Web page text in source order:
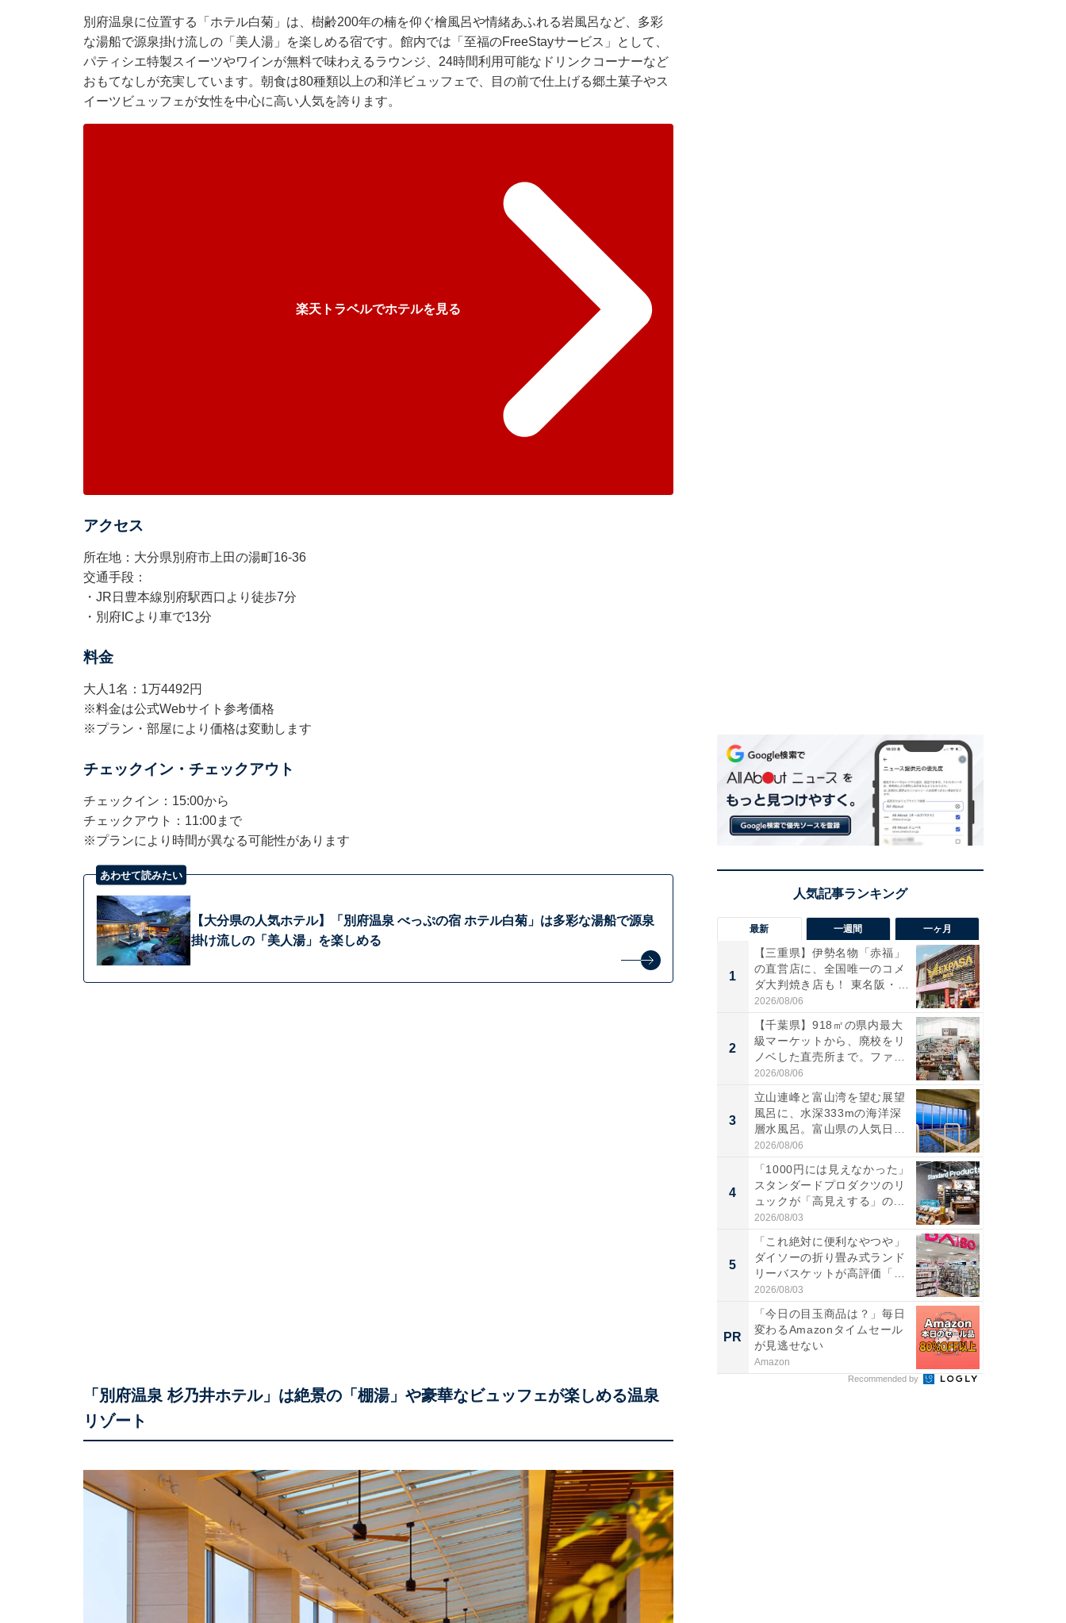
別府温泉に位置する「ホテル白菊」は、樹齢200年の楠を仰ぐ檜風呂や情緒あふれる岩風呂など、多彩
な湯船で源泉掛け流しの「美人湯」を楽しめる宿です。館内では「至福のFreeStayサービス」として、
パティシエ特製スイーツやワインが無料で味わえるラウンジ、24時間利用可能なドリンクコーナーなど
おもてなしが充実しています。朝食は80種類以上の和洋ビュッフェで、目の前で仕上げる郷土菓子やス
イーツビュッフェが女性を中心に高い人気を誇ります。
楽天トラベルでホテルを見る
アクセス
所在地：大分県別府市上田の湯町16-36
交通手段：
・JR日豊本線別府駅西口より徒歩7分
・別府ICより車で13分
料金
大人1名：1万4492円
※料金は公式Webサイト参考価格 ​​​​​​
※プラン・部屋により価格は変動します
チェックイン・チェックアウト
チェックイン：15:00から
チェックアウト：11:00まで
※プランにより時間が異なる可能性があります
あわせて読みたい
【大分県の人気ホテル】「別府温泉 べっぷの宿 ホテル白菊」は多彩な湯船で源泉
掛け流しの「美人湯」を楽しめる
「別府温泉 杉乃井ホテル」は絶景の「棚湯」や豪華なビュッフェが楽しめる温泉
リゾート
最新 一週間 一ヶ月
1
【三重県】伊勢名物「赤福」
の直営店に、全国唯一のコメ
ダ大判焼き店も！ 東名阪・
伊...
2026/08/06
2
【千葉県】918㎡の県内最大
級マーケットから、廃校をリ
ノベした直売所まで。ファ
ー...
2026/08/06
3
立山連峰と富山湾を望む展望
風呂に、水深333mの海洋深
層水風呂。富山県の人気日
帰...
2026/08/06
4
「1000円には見えなかった」
スタンダードプロダクツのリ
ュックが「高見えする」の...
2026/08/03
5
「これ絶対に便利なやつや」
ダイソーの折り畳み式ランド
リーバスケットが高評価「使
わ...
2026/08/03
PR
「今日の目玉商品は？」毎日
変わるAmazonタイムセール
が見逃せない
Amazon
Recommended by